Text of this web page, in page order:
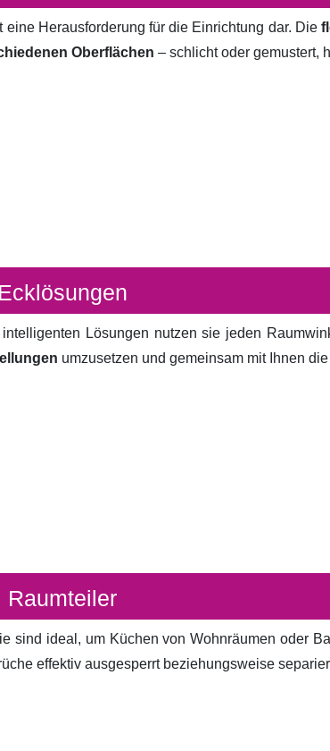
eine Herausforderung für die Einrichtung dar. Die
Oberflächen – schlicht oder gemustert,
Ecklösungen
intelligenten Lösungen nutzen sie jeden
umzusetzen und gemeinsam mit Ihnen
Raumteiler
sind ideal, um Küchen von Wohnräumen oder
effektiv ausgesperrt beziehungsweise